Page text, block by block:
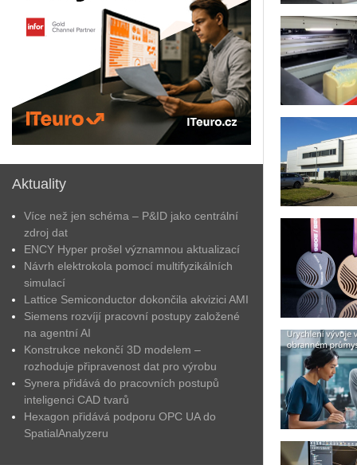
Aktuality
Více než jen schéma – P&ID jako centrální
zdroj dat
ENCY Hyper prošel významnou aktualizací
Návrh elektrokola pomocí multifyzikálních
simulací
Lattice Semiconductor dokončila akvizici AMI
Siemens rozvíjí pracovní postupy založené
na agentní AI
Konstrukce nekončí 3D modelem –
rozhoduje připravenost dat pro výrobu
Synera přidává do pracovních postupů
inteligenci CAD tvarů
Hexagon přidává podporu OPC UA do
SpatialAnalyzeru